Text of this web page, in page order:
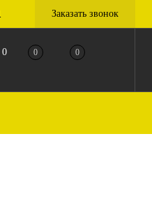
Заказать звонок
0 0 0